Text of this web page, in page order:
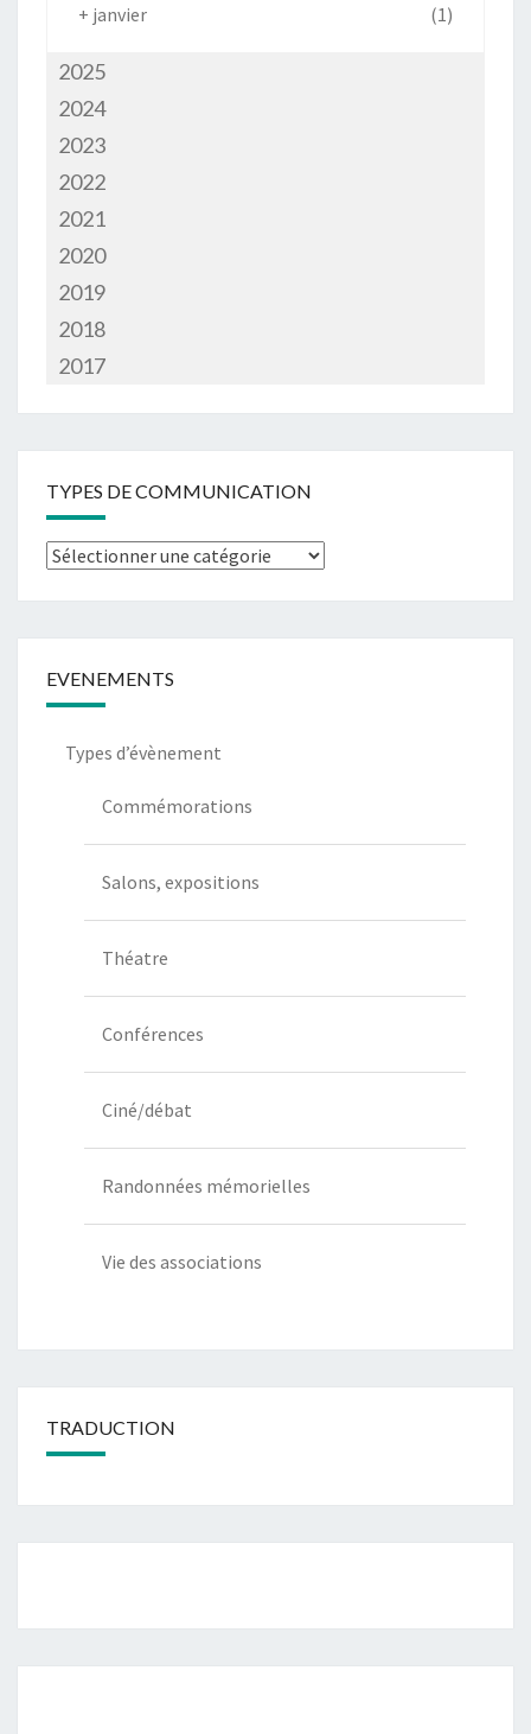
+ janvier (1)
2025
2024
2023
2022
2021
2020
2019
2018
2017
TYPES DE COMMUNICATION
Types
EVENEMENTS
Types d’évènement
Commémorations
Salons, expositions
Théatre
Conférences
Ciné/débat
Randonnées mémorielles
Vie des associations
TRADUCTION